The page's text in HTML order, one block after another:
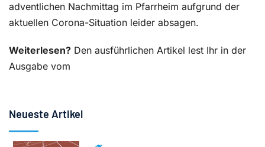
adventlichen Nachmittag im Pfarrheim aufgrund der
aktuellen Corona-Situation leider absagen.
Weiterlesen? Den ausführlichen Artikel lest Ihr in der
Ausgabe vom
Neueste Artikel